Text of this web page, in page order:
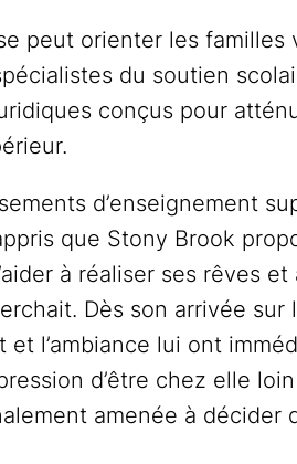
peut orienter les familles
du soutien
conçus pour
d’enseignement
que Stony Brook
à réaliser ses rêves et
Dès son arrivée sur
et l’ambiance lui ont
d’être chez elle
amenée à décider